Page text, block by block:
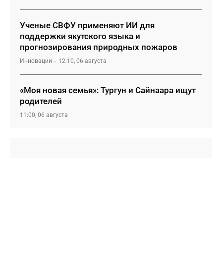
Ученые СВФУ применяют ИИ для
поддержки якутского языка и
прогнозирования природных пожаров
Инновации 12:10, 06 августа
«Моя новая семья»: Тургун и Сайнаара ищут
родителей
11:00, 06 августа